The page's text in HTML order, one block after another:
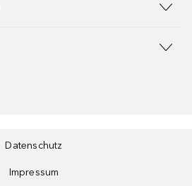
Datenschutz
Impressum